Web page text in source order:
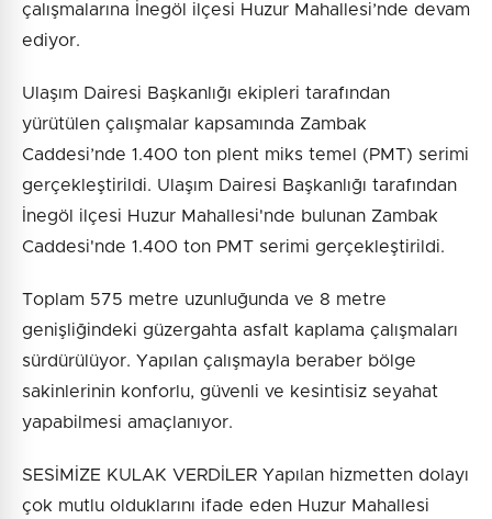
çalışmalarına İnegöl ilçesi Huzur Mahallesi’nde devam
ediyor.
Ulaşım Dairesi Başkanlığı ekipleri tarafından
yürütülen çalışmalar kapsamında Zambak
Caddesi’nde 1.400 ton plent miks temel (PMT) serimi
gerçekleştirildi. Ulaşım Dairesi Başkanlığı tarafından
İnegöl ilçesi Huzur Mahallesi'nde bulunan Zambak
Caddesi'nde 1.400 ton PMT serimi gerçekleştirildi.
Toplam 575 metre uzunluğunda ve 8 metre
genişliğindeki güzergahta asfalt kaplama çalışmaları
sürdürülüyor. Yapılan çalışmayla beraber bölge
sakinlerinin konforlu, güvenli ve kesintisiz seyahat
yapabilmesi amaçlanıyor.
SESİMİZE KULAK VERDİLER Yapılan hizmetten dolayı
çok mutlu olduklarını ifade eden Huzur Mahallesi